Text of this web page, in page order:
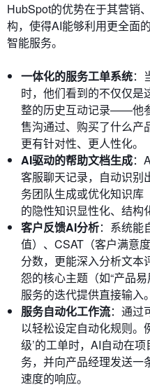
HubSpot的优势在于其营销
构，使得AI能够利用更全面
智能服务。
一体化的服务工单系统：
时，他们看到的不仅仅是
整的历史互动记录——他
售沟通过、购买了什么产
更有针对性、更人性化。
AI驱动的帮助文档生成：
客服聊天记录，自动识别
务团队生成或优化知识库
的隐性知识显性化、结构
客户反馈AI分析：系统能
值）、CSAT（客户满意
分数，更能深入分析文本
怨的核心主题（如“产品
服务的迭代提供直接输入。
服务自动化工作流：通过
以轻松设定自动化规则。
级’的工单时，AI自动在
务，并向产品经理发送一
速度的响应。